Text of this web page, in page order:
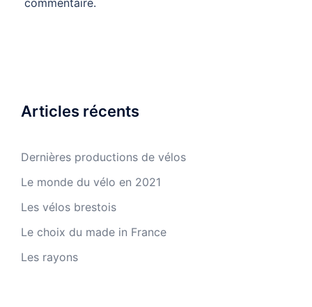
commentaire.
Articles récents
Dernières productions de vélos
Le monde du vélo en 2021
Les vélos brestois
Le choix du made in France
Les rayons